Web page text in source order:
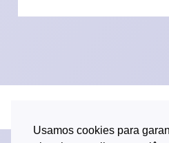
Usamos cookies para